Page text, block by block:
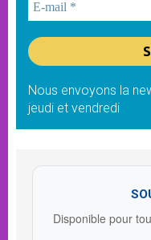
Nous envoyons la
jeudi et vendredi
Disponible pour